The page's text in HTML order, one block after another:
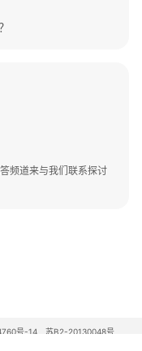
频道来与我们联系探讨
号-14
苏B2-20130048号